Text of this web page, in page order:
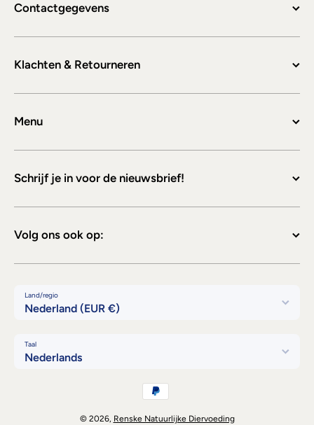
Contactgegevens
Klachten & Retourneren
Menu
Schrijf je in voor de nieuwsbrief!
Volg ons ook op:
Land/regio
Nederland (EUR €)
Taal
Nederlands
Betaalmethodes
© 2026, Renske Natuurlijke Diervoeding